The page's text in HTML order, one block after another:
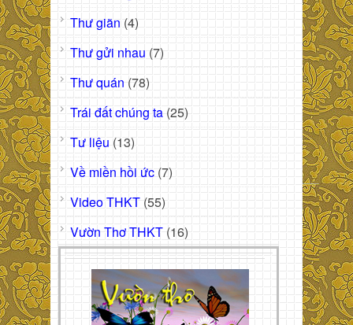
Thư giãn (4)
Thư gửi nhau (7)
Thư quán (78)
Trái đất chúng ta (25)
Tư liệu (13)
Về miền hồi ức (7)
Video THKT (55)
Vườn Thơ THKT (16)